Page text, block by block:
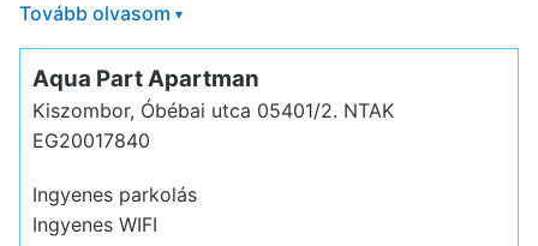
Tovább olvasom ▾
Aqua Part Apartman
Kiszombor, Óbébai utca 05401/2. NTAK
EG20017840
Ingyenes parkolás
Ingyenes WIFI